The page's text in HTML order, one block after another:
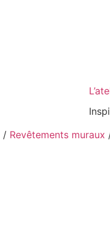
/ Revêtements muraux